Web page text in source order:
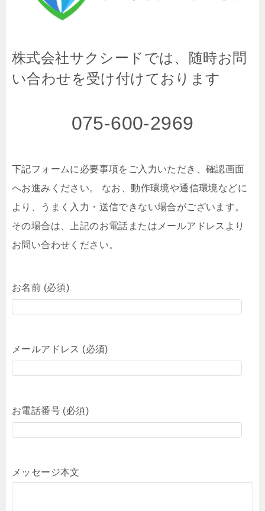
株式会社サクシードでは、随時お問
い合わせを受け付けております
075-600-2969
下記フォームに必要事項をご入力いただき、確認画面
へお進みください。 なお、動作環境や通信環境などに
より、うまく入力・送信できない場合がございます。
その場合は、上記のお電話またはメールアドレスより
お問い合わせください。
お名前 (必須)
メールアドレス (必須)
お電話番号 (必須)
メッセージ本文